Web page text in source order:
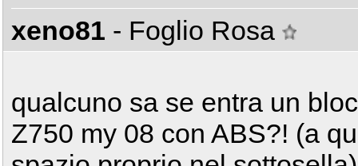
xeno81 - Foglio Rosa
qualcuno sa se entra un
Z750 my 08 con ABS?! (a